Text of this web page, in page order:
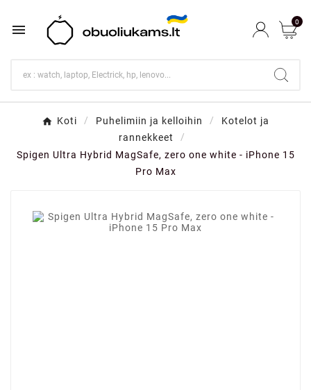
 0
Koti Puhelimiin ja kelloihin
Kotelot ja
rannekkeet
Spigen Ultra Hybrid MagSafe, zero one white - iPhone 15
Pro Max